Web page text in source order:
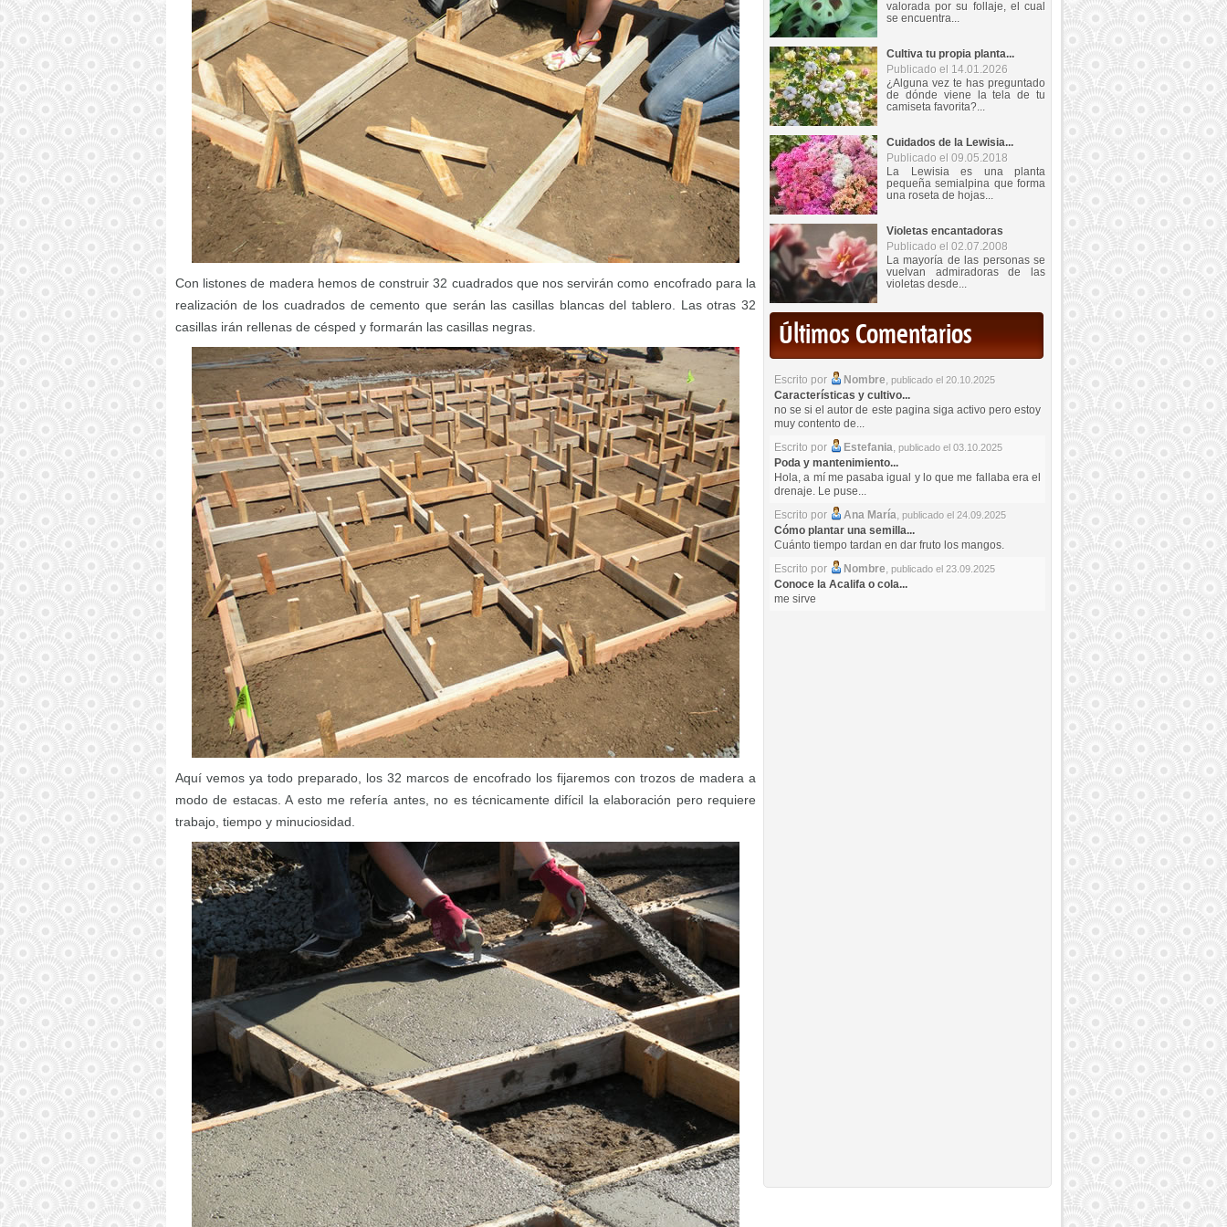
Con listones de madera hemos de construir 32 cuadrados que nos servirán como encofrado para la
realización de los cuadrados de cemento que serán las casillas blancas del tablero. Las otras 32
casillas irán rellenas de césped y formarán las casillas negras.
Aquí vemos ya todo preparado, los 32 marcos de encofrado los fijaremos con trozos de madera a
modo de estacas. A esto me refería antes, no es técnicamente difícil la elaboración pero requiere
trabajo, tiempo y minuciosidad.
valorada por su follaje, el cual
se encuentra...
Cultiva tu propia planta...
Publicado el 14.01.2026
¿Alguna vez te has preguntado
de dónde viene la tela de tu
camiseta favorita?...
Cuidados de la Lewisia...
Publicado el 09.05.2018
La Lewisia es una planta
pequeña semialpina que forma
una roseta de hojas...
Violetas encantadoras
Publicado el 02.07.2008
La mayoría de las personas se
vuelvan admiradoras de las
violetas desde...
Últimos Comentarios
Escrito por Nombre, publicado el 20.10.2025
Características y cultivo...
no se si el autor de este pagina siga activo pero estoy
muy contento de...
Escrito por
Estefania, publicado el 03.10.2025
Poda y mantenimiento...
Hola, a mí me pasaba igual y lo que me fallaba era el
drenaje. Le puse...
Escrito por
Ana María, publicado el 24.09.2025
Cómo plantar una semilla...
Cuánto tiempo tardan en dar fruto los mangos.
Escrito por
Nombre, publicado el 23.09.2025
Conoce la Acalifa o cola...
me sirve